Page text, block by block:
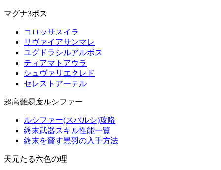
マグナ3ボス
コロッサスイラ
リヴァイアサンマレ
ユグドラシルアルボス
ティアマトアウラ
シュヴァリエクレド
セレストアーテル
超高難易度ルシファー
ルシファー(スパルシ)攻略
終末武器スキル性能一覧
終末を齎す黒羽の入手方法
天元たる六色の理